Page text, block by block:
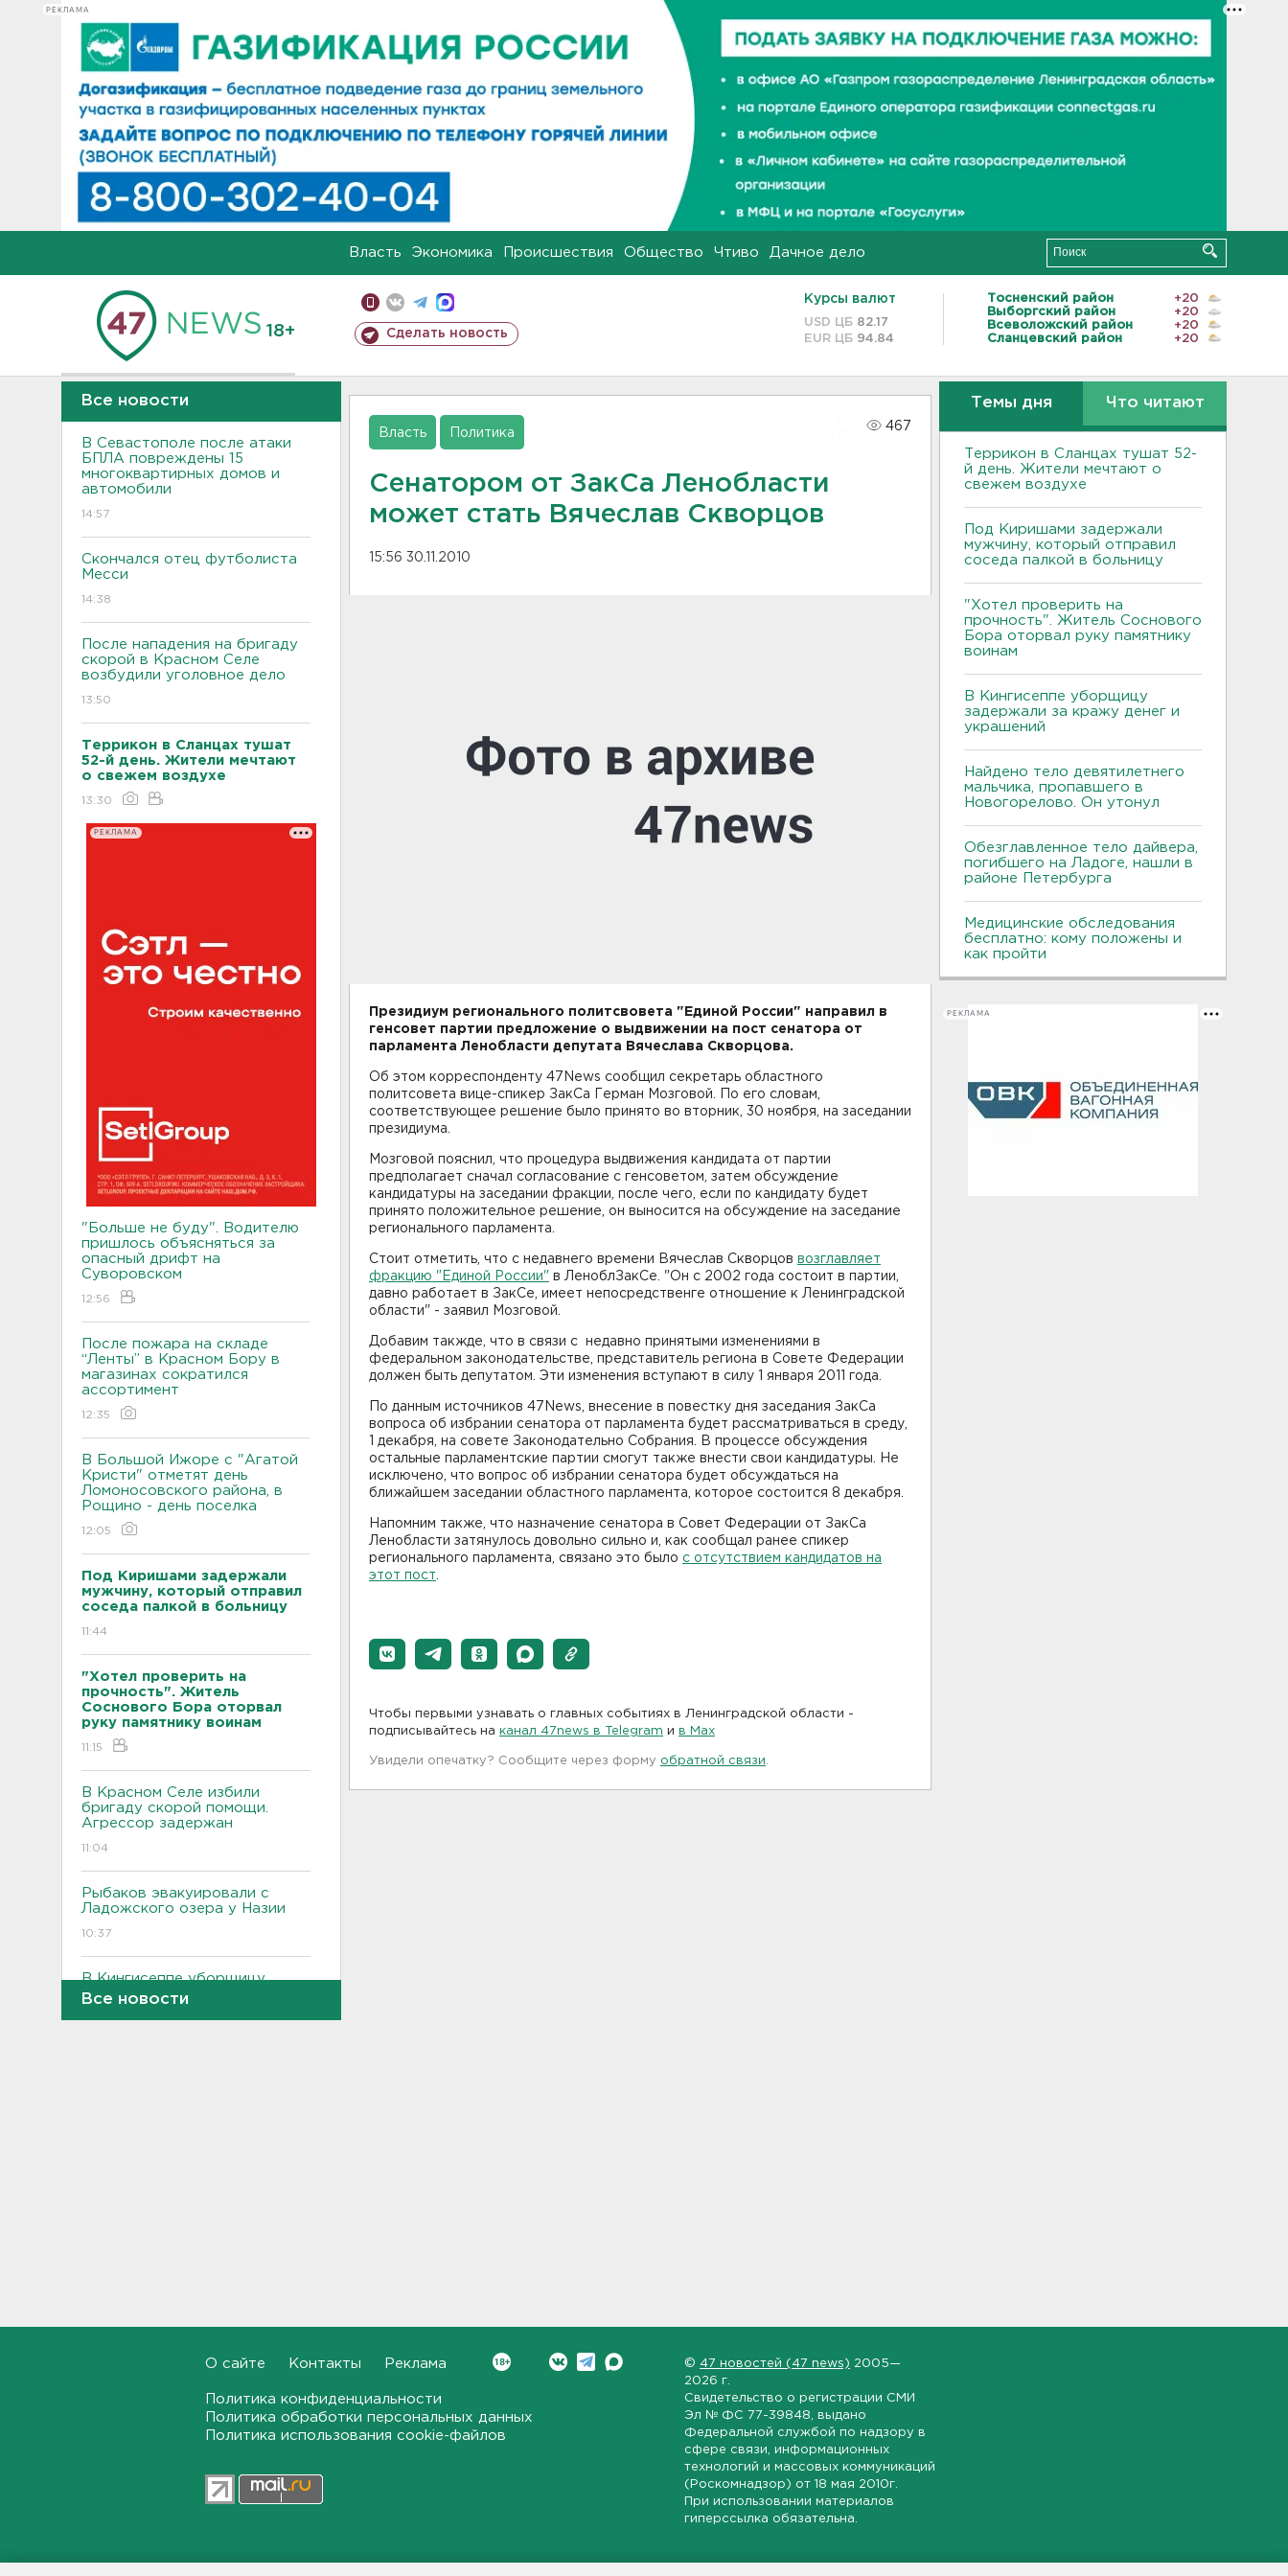
РЕКЛАМА
Власть Экономика Происшествия Общество Чтиво Дачное дело
18+ Сделать новость
Курсы валют
USD ЦБ 82.17
EUR ЦБ 94.84
Тосненский район
+20
Выборгский район
+20
Всеволожский район
+20
Сланцевский район
+20
Все новости
В Севастополе после атаки
БПЛА повреждены 15
многоквартирных домов и
автомобили
14:57
Скончался отец футболиста
Месси
14:38
После нападения на бригаду
скорой в Красном Селе
возбудили уголовное дело
13:50
Террикон в Сланцах тушат
52-й день. Жители мечтают
о свежем воздухе
13:30
РЕКЛАМА
"Больше не буду". Водителю
пришлось объясняться за
опасный дрифт на
Суворовском
12:56
После пожара на складе
“Ленты” в Красном Бору в
магазинах сократился
ассортимент
12:35
В Большой Ижоре с "Агатой
Кристи" отметят день
Ломоносовского района, в
Рощино - день поселка
12:05
Под Киришами задержали
мужчину, который отправил
соседа палкой в больницу
11:44
"Хотел проверить на
прочность". Житель
Соснового Бора оторвал
руку памятнику воинам
11:15
В Красном Селе избили
бригаду скорой помощи.
Агрессор задержан
11:04
Рыбаков эвакуировали с
Ладожского озера у Назии
10:37
В Кингисеппе уборщицу
задержали за кражу денег и
Московского направления
В Ленобласти и Петербурге
не появилось безопасных для
Журналистку Гордееву*
Все новости
Власть Политика
467
Сенатором от ЗакСа Ленобласти
может стать Вячеслав Скворцов
15:56 30.11.2010
Президиум регионального политсвовета "Единой России" направил в
генсовет партии предложение о выдвижении на пост сенатора от
парламента Ленобласти депутата Вячеслава Скворцова.
Об этом корреспонденту 47News сообщил секретарь областного
политсовета вице-спикер ЗакСа Герман Мозговой. По его словам,
соответствующее решение было принято во вторник, 30 ноября, на заседании
президиума.
Мозговой пояснил, что процедура выдвижения кандидата от партии
предполагает сначал согласование с генсоветом, затем обсуждение
кандидатуры на заседании фракции, после чего, если по кандидату будет
принято положительное решение, он выносится на обсуждение на заседание
регионального парламента.
Стоит отметить, что с недавнего времени Вячеслав Скворцов возглавляет
фракцию "Единой России" в ЛеноблЗакСе. "Он с 2002 года состоит в партии,
давно работает в ЗакСе, имеет непосредственге отношение к Ленинградской
области" - заявил Мозговой.
Добавим такжде, что в связи с недавно принятыми изменениями в
федеральном законодательстве, представитель региона в Совете Федерации
должен быть депутатом. Эти изменения вступают в силу 1 января 2011 года.
По данным источников 47News, внесение в повестку дня заседания ЗакСа
вопроса об избрании сенатора от парламента будет рассматриваться в среду,
1 декабря, на совете Законодательно Собрания. В процессе обсуждения
остальные парламентские партии смогут также внести свои кандидатуры. Не
исключено, что вопрос об избрании сенатора будет обсуждаться на
ближайшем заседании областного парламента, которое состоится 8 декабря.
Напомним также, что назначение сенатора в Совет Федерации от ЗакСа
Ленобласти затянулось довольно сильно и, как сообщал ранее спикер
регионального парламента, связано это было с отсутствием кандидатов на
этот пост
Чтобы первыми узнавать о главных событиях в Ленинградской области -
подписывайтесь на канал 47news в Telegram и в Maх
Увидели опечатку? Сообщите через форму обратной связи
Темы дня Что читают
Террикон в Сланцах тушат 52-
й день. Жители мечтают о
свежем воздухе
Под Киришами задержали
мужчину, который отправил
соседа палкой в больницу
"Хотел проверить на
прочность". Житель Соснового
Бора оторвал руку памятнику
воинам
В Кингисеппе уборщицу
задержали за кражу денег и
украшений
Найдено тело девятилетнего
мальчика, пропавшего в
Новогорелово. Он утонул
Обезглавленное тело дайвера,
погибшего на Ладоге, нашли в
районе Петербурга
Медицинские обследования
бесплатно: кому положены и
как пройти
РЕКЛАМА
О сайте Контакты Реклама
Политика конфиденциальности
Политика обработки персональных данных
Политика использования cookie-файлов
© 47 новостей (47 news) 2005—
2026 г.
Свидетельство о регистрации СМИ
Эл № ФС 77-39848 , выдано
Федеральной службой по надзору в
сфере связи, информационных
технологий и массовых коммуникаций
(Роскомнадзор) от 18 мая 2010г.
При использовании материалов
гиперссылка обязательна.